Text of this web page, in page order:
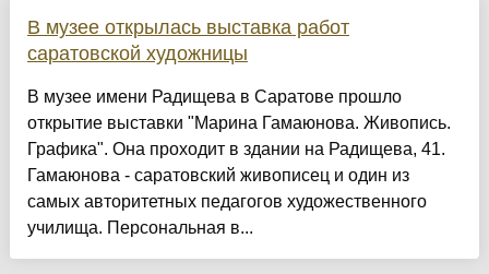
В музее открылась выставка работ
саратовской художницы
В музее имени Радищева в Саратове прошло
открытие выставки "Марина Гамаюнова. Живопись.
Графика". Она проходит в здании на Радищева, 41.
Гамаюнова - саратовский живописец и один из
самых авторитетных педагогов художественного
училища. Персональная в...